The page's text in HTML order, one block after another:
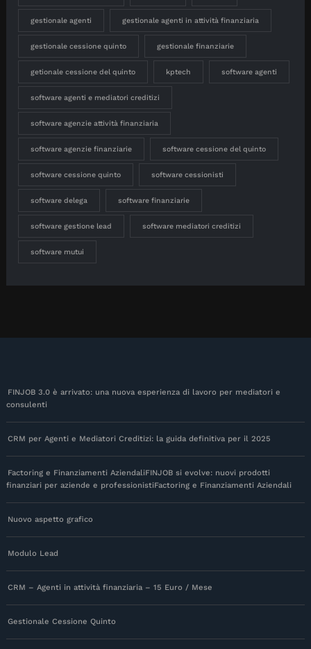
gestionale agenti gestionale agenti in attività finanziaria
gestionale cessione quinto gestionale finanziarie
getionale cessione del quinto kptech software agenti
software agenti e mediatori creditizi
software agenzie attività finanziaria
software agenzie finanziarie software cessione del quinto
software cessione quinto software cessionisti
software delega software finanziarie
software gestione lead software mediatori creditizi
software mutui
FINJOB 3.0 è arrivato: una nuova esperienza di lavoro per mediatori e
consulenti
CRM per Agenti e Mediatori Creditizi: la guida definitiva per il 2025
Factoring e Finanziamenti AziendaliFINJOB si evolve: nuovi prodotti
finanziari per aziende e professionistiFactoring e Finanziamenti Aziendali
Nuovo aspetto grafico
Modulo Lead
CRM – Agenti in attività finanziaria – 15 Euro / Mese
Gestionale Cessione Quinto